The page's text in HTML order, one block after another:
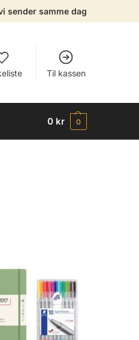
sender samme dag
Til kassen
0 kr 0